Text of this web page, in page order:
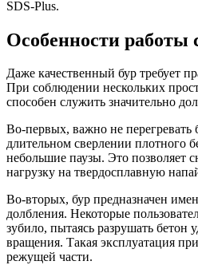
SDS-Plus.
Особенности работы
Даже качественный бур требует
При соблюдении нескольких
способен служить значительно
Во-первых, важно не перегревать
длительном сверлении плотного
небольшие паузы. Это позволяет
нагрузку на твердосплавную
Во-вторых, бур предназначен
долбления. Некоторые
зубило, пытаясь разрушать бетон
вращения. Такая эксплуатация
режущей части.